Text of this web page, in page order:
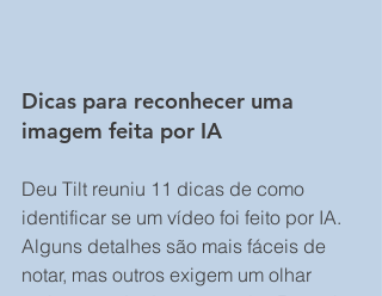
Dicas para reconhecer uma
imagem feita por IA
Deu Tilt reuniu 11 dicas de como
identificar se um vídeo foi feito por IA.
Alguns detalhes são mais fáceis de
notar, mas outros exigem um olhar